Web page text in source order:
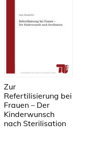
Zur
Refertilisierung bei
Frauen – Der
Kinderwunsch
nach Sterilisation